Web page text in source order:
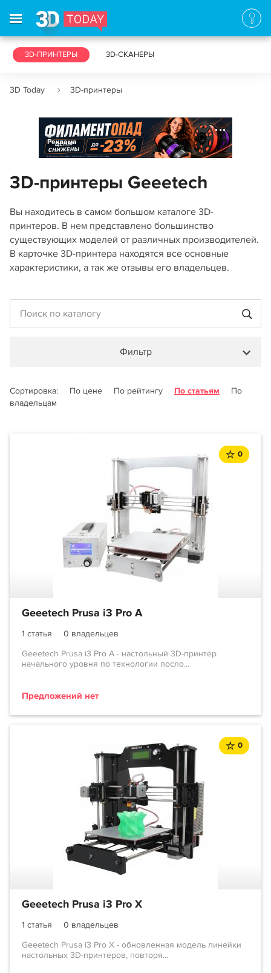
3D-ПРИНТЕРЫ 3D-СКАНЕРЫ
3D Today 3D-принтеры
Реклама
3D-принтеры Geeetech
Вы находитесь в самом большом каталоге 3D-
принтеров. В нем представлено большинство
существующих моделей от различных производителей.
В карточке 3D-принтера находятся все основные
характеристики, а так же отзывы его владельцев.
Фильтр
Сортировка: По цене По рейтингу По статьям
По
владельцам
0
Geeetech Prusa i3 Pro A
1 статья
0 владельцев
Geeetech Prusa i3 Pro A - настольный 3D-принтер
начального уровня по технологии посло...
Предложений нет
0
Geeetech Prusa i3 Pro X
1 статья
0 владельцев
Geeetech Prusa i3 Pro X - обновленная модель линейки
настольных 3D-принтеров, повторя...